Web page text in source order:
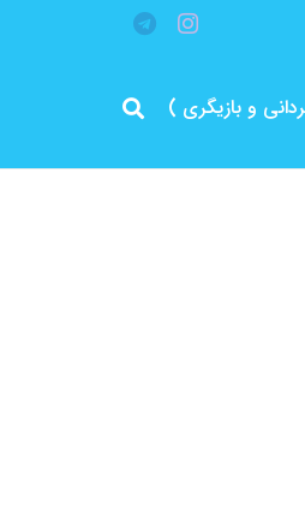
و بازیگری )